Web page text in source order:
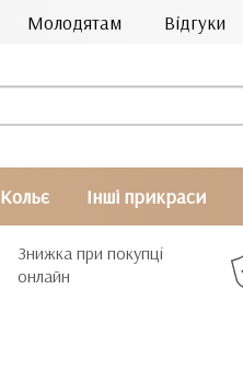
Молодятам Відгуки
Кольє Інші прикраси
Знижка при покупці
онлайн